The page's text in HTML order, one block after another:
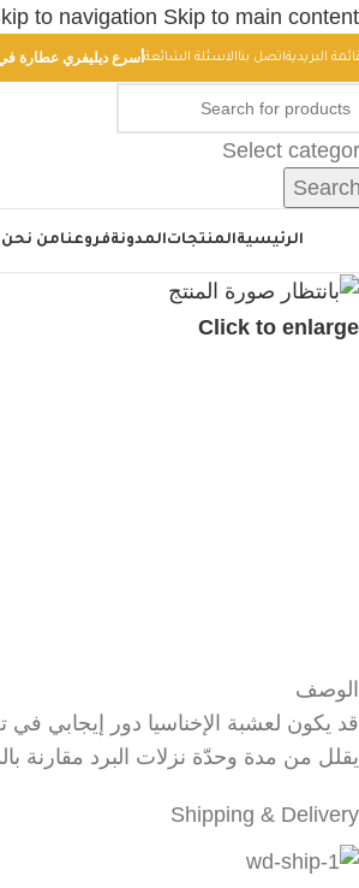
to navigation Skip to main content
البريديةاتصل بناالاسئلة الشائعة أسرع ديليفري عطارة
Select
الرئيسيةالمنتجاتالمدونةفروعنامن نحن
Click to enlarge
الوصف
قد يكون لعشبة الإخناسيا دور إيجابي في
يقلل من مدة وحدّة نزلات البرد مقارنة
Shipping & Delivery